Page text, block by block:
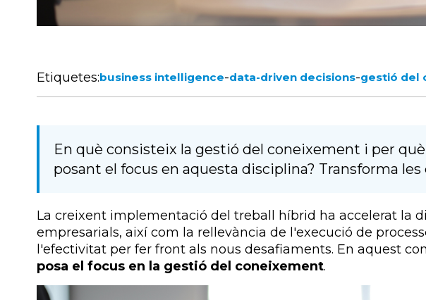
Etiquetes:business intelligence-data-driven decisions-gestió del
En què consisteix la gestió del coneixement i per
posant el focus en aquesta disciplina? Transforma
La creixent implementació del treball híbrid ha accelerat la
empresarials, així com la rellevància de l'execució de
l'efectivitat per fer front als nous desafiaments. En aquest
posa el focus en la gestió del coneixement.